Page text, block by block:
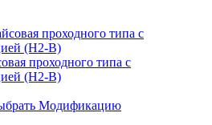
– 1 шт.
– 1 шт.
стали – 2 шт.
– 1 шт.
– 1 шт.
– 1 шт.
проходного типа с
(H2-B)
Модификацию